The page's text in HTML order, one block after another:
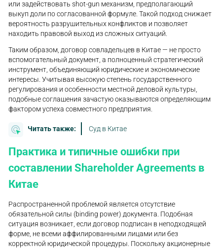
или задействовать shot-gun механизм, предполагающий
выкуп доли по согласованной формуле. Такой подход снижает
вероятность разрушительных конфликтов и позволяет
находить правовой выход из сложных ситуаций.
Таким образом, договор совладельцев в Китае — не просто
вспомогательный документ, а полноценный стратегический
инструмент, объединяющий юридические и экономические
интересы. Учитывая высокую степень государственного
регулирования и особенности местной деловой культуры,
подобные соглашения зачастую оказываются определяющим
фактором успеха совместного предприятия.
Читать также: Суд в Китае
Практика и типичные ошибки при
составлении Shareholder Agreements в
Китае
Распространенной проблемой является отсутствие
обязательной силы (binding power) документа. Подобная
ситуация возникает, если договор подписан в неподходящей
форме, не всеми аффилированными лицами или без
корректной юридической процедуры. Поскольку акционерные